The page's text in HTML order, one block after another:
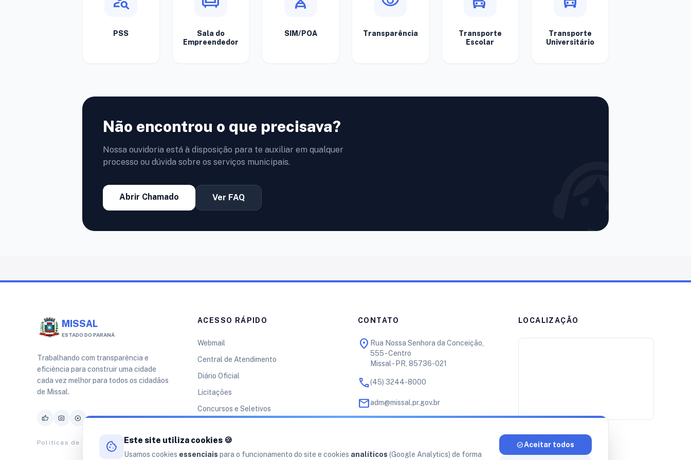
PSS
Sala do
Empreendedor
SIM/POA Transparência
Transporte
Escolar
Transporte
Universitário
Não encontrou o que precisava?
Nossa ouvidoria está à disposição para te auxiliar em qualquer
processo ou dúvida sobre os serviços municipais.
Abrir Chamado Ver FAQ support_agent
MISSAL
ESTADO DO PARANÁ
Trabalhando com transparência e
eficiência para construir uma cidade
cada vez melhor para todos os cidadãos
de Missal.
thumb_up photo_camera play_circle
Politicas de Privacidade
ACESSO RÁPIDO
Webmail
Central de Atendimento
Diário Oficial
Licitações
Concursos e Seletivos
Sala do Empreendedor
CONTATO
location_on Rua Nossa Senhora da Conceição,
555 - Centro
Missal - PR, 85736-021
call(45) 3244-8000
mailadm@missal.pr.gov.br
LOCALIZAÇÃO
cookie Este site utiliza cookies 🍪
Usamos cookies essenciais para o funcionamento do site e cookies analíticos (Google Analytics) de forma
check_circleAceitar todos